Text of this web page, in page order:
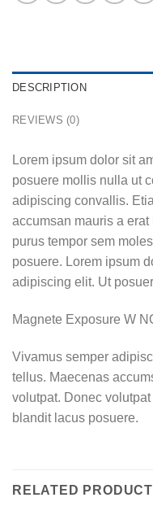
DESCRIPTION
REVIEWS (0)
Lorem ipsum dolor sit
posuere mollis nulla ut
adipiscing convallis.
accumsan mauris a
purus tempor sem
posuere. Lorem ipsum
adipiscing elit. Ut
Magnete Exposure W
Vivamus semper
tellus. Maecenas
volutpat. Donec
blandit lacus posuere.
RELATED